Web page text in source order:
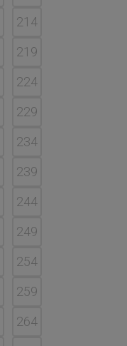
214
219
224
229
234
239
244
249
254
259
264